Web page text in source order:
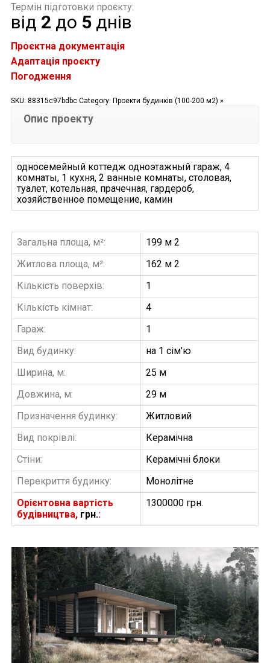
Термін підготовки проєкту:
від 2 до 5 днів
Проєктна документація
Адаптація проєкту
Погодження
SKU: 88315c97bdbc Category: Проекти будинків (100-200 м2) »
Опис проекту
односемейный коттедж одноэтажный гараж, 4
комнаты, 1 кухня, 2 ванные комнаты, столовая,
туалет, котельная, прачечная, гардероб,
хозяйственное помещение, камин
Загальна площа, м²:
199 м 2
Житлова площа, м²:
162 м 2
Кількість поверхів:
1
Кількість кімнат:
4
Гараж:
1
Вид будинку:
на 1 сім'ю
Ширина, м:
25 м
Довжина, м:
29 м
Призначення будинку:
Житловий
Вид покрівлі:
Керамічна
Стіни:
Керамічні блоки
Перекриття будинку:
Монолітне
Орієнтовна вартість
будівництва, грн.:
1300000 грн.
БУДІВНИЦТВО БУДИНКІВ
З
АББ”ТВІЙ ПРОЕКТ”
Замовити будівництво